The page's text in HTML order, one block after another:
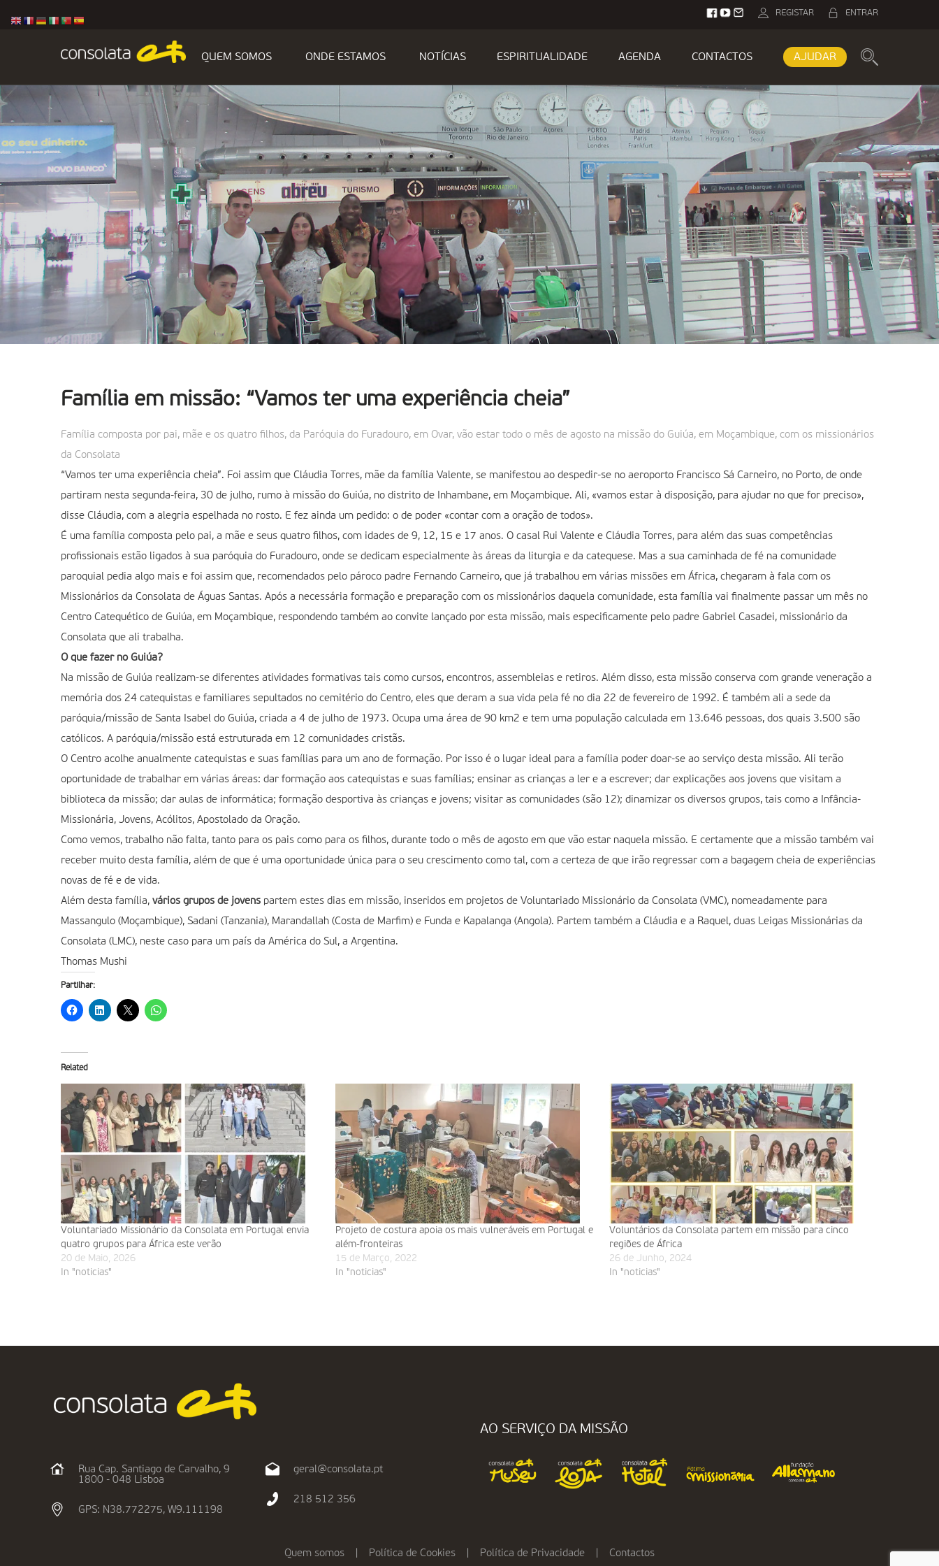
ENTRAR
REGISTAR
QUEM SOMOS ONDE ESTAMOS NOTÍCIAS ESPIRITUALIDADE AGENDA CONTACTOS AJUDAR
Família em missão: “Vamos ter uma experiência cheia”
Família composta por pai, mãe e os quatro filhos, da Paróquia do Furadouro, em Ovar, vão estar todo o mês de agosto na missão do Guiúa, em Moçambique, com os missionários
da Consolata
“Vamos ter uma experiência cheia”. Foi assim que Cláudia Torres, mãe da família Valente, se manifestou ao despedir-se no aeroporto Francisco Sá Carneiro, no Porto, de onde
partiram nesta segunda-feira, 30 de julho, rumo à missão do Guiúa, no distrito de Inhambane, em Moçambique. Ali, «vamos estar à disposição, para ajudar no que for preciso»,
disse Cláudia, com a alegria espelhada no rosto. E fez ainda um pedido: o de poder «contar com a oração de todos».
É uma família composta pelo pai, a mãe e seus quatro filhos, com idades de 9, 12, 15 e 17 anos. O casal Rui Valente e Cláudia Torres, para além das suas competências
profissionais estão ligados à sua paróquia do Furadouro, onde se dedicam especialmente às áreas da liturgia e da catequese. Mas a sua caminhada de fé na comunidade
paroquial pedia algo mais e foi assim que, recomendados pelo pároco padre Fernando Carneiro, que já trabalhou em várias missões em África, chegaram à fala com os
Missionários da Consolata de Águas Santas. Após a necessária formação e preparação com os missionários daquela comunidade, esta família vai finalmente passar um mês no
Centro Catequético de Guiúa, em Moçambique, respondendo também ao convite lançado por esta missão, mais especificamente pelo padre Gabriel Casadei, missionário da
Consolata que ali trabalha.
O que fazer no Guiúa?
Na missão de Guiúa realizam-se diferentes atividades formativas tais como cursos, encontros, assembleias e retiros. Além disso, esta missão conserva com grande veneração a
memória dos 24 catequistas e familiares sepultados no cemitério do Centro, eles que deram a sua vida pela fé no dia 22 de fevereiro de 1992. É também ali a sede da
paróquia/missão de Santa Isabel do Guiúa, criada a 4 de julho de 1973. Ocupa uma área de 90 km2 e tem uma população calculada em 13.646 pessoas, dos quais 3.500 são
católicos. A paróquia/missão está estruturada em 12 comunidades cristãs.
O Centro acolhe anualmente catequistas e suas famílias para um ano de formação. Por isso é o lugar ideal para a família poder doar-se ao serviço desta missão. Ali terão
oportunidade de trabalhar em várias áreas: dar formação aos catequistas e suas famílias; ensinar as crianças a ler e a escrever; dar explicações aos jovens que visitam a
biblioteca da missão; dar aulas de informática; formação desportiva às crianças e jovens; visitar as comunidades (são 12); dinamizar os diversos grupos, tais como a Infância-
Missionária, Jovens, Acólitos, Apostolado da Oração.
Como vemos, trabalho não falta, tanto para os pais como para os filhos, durante todo o mês de agosto em que vão estar naquela missão. E certamente que a missão também vai
receber muito desta família, além de que é uma oportunidade única para o seu crescimento como tal, com a certeza de que irão regressar com a bagagem cheia de experiências
novas de fé e de vida.
Além desta família, vários grupos de jovens partem estes dias em missão, inseridos em projetos de Voluntariado Missionário da Consolata (VMC), nomeadamente para
Massangulo (Moçambique), Sadani (Tanzania), Marandallah (Costa de Marfim) e Funda e Kapalanga (Angola). Partem também a Cláudia e a Raquel, duas Leigas Missionárias da
Consolata (LMC), neste caso para um país da América do Sul, a Argentina.
Thomas Mushi
Partilhar:
Related
Voluntariado Missionário da Consolata em Portugal envia
quatro grupos para África este verão
20 de Maio, 2026
In "noticias"
Projeto de costura apoia os mais vulneráveis em Portugal e
além-fronteiras
15 de Março, 2022
In "noticias"
Voluntários da Consolata partem em missão para cinco
regiões de África
26 de Junho, 2024
In "noticias"
Rua Cap. Santiago de Carvalho, 9
1800 - 048 Lisboa
GPS: N38.772275, W9.111198
geral@consolata.pt
218 512 356
AO SERVIÇO DA MISSÃO
Quem somos Política de Cookies Política de Privacidade Contactos